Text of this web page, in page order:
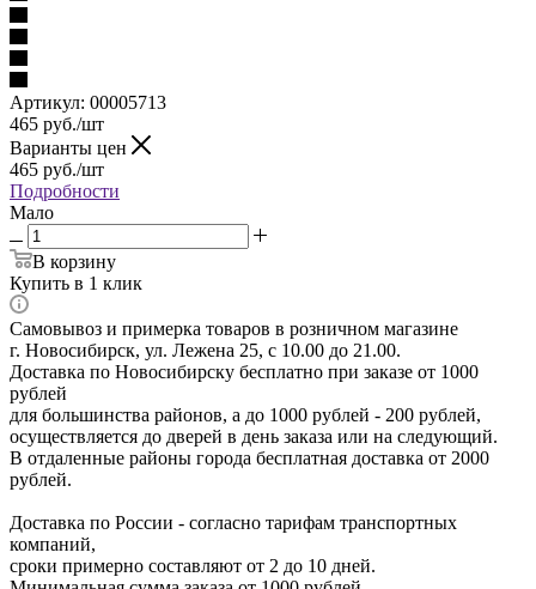
Артикул: 00005713
465 руб./шт
Варианты цен
465 руб./шт
Подробности
Мало
В корзину
Купить в 1 клик
Самовывоз и примерка товаров в розничном магазине
г. Новосибирск, ул. Лежена 25, с 10.00 до 21.00.
Доставка по Новосибирску бесплатно при заказе от 1000
рублей
для большинства районов, а до 1000 рублей - 200 рублей,
осуществляется до дверей в день заказа или на следующий.
В отдаленные районы города бесплатная доставка от 2000
рублей.
Доставка по России - согласно тарифам транспортных
компаний,
сроки примерно составляют от 2 до 10 дней.